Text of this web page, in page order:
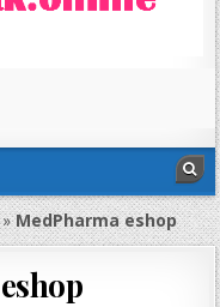
MedPharma eshop